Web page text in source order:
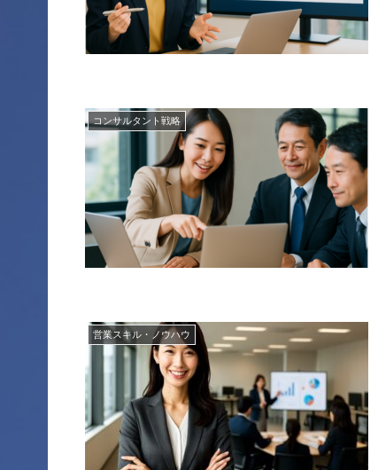
コンサルタント戦略
営業スキル・ノウハウ